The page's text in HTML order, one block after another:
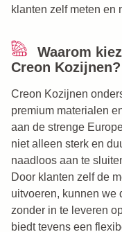
klanten zelf meten en
Waarom
Creon Kozijnen?
Creon Kozijnen
premium materialen
aan de strenge
niet alleen sterk en
naadloos aan te
Door klanten zelf de
uitvoeren, kunnen we
zonder in te leveren
biedt tevens een